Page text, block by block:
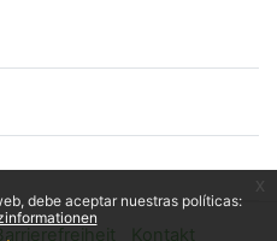
debe aceptar nuestras políticas:
Kontakt